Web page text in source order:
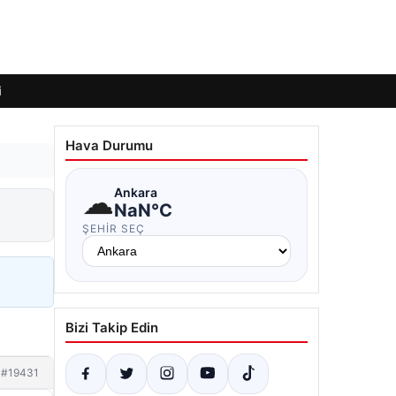
#19431
Hava Durumu
☁Ankara
NaN°C
ŞEHIR SEÇ
Bizi Takip Edin